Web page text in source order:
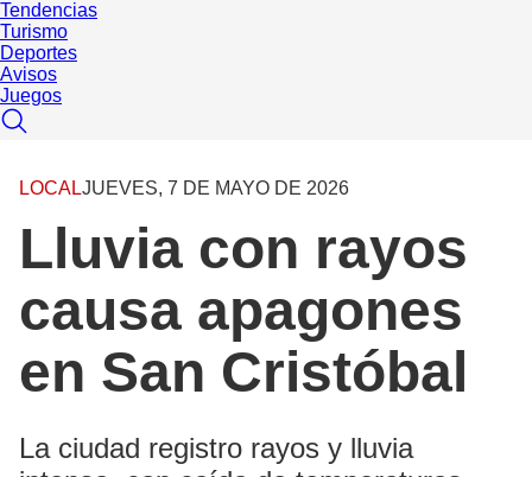
Tendencias
Turismo
Deportes
Avisos
Juegos
LOCALJUEVES, 7 DE MAYO DE 2026
Lluvia con rayos
causa apagones
en San Cristóbal
La ciudad registro rayos y lluvia